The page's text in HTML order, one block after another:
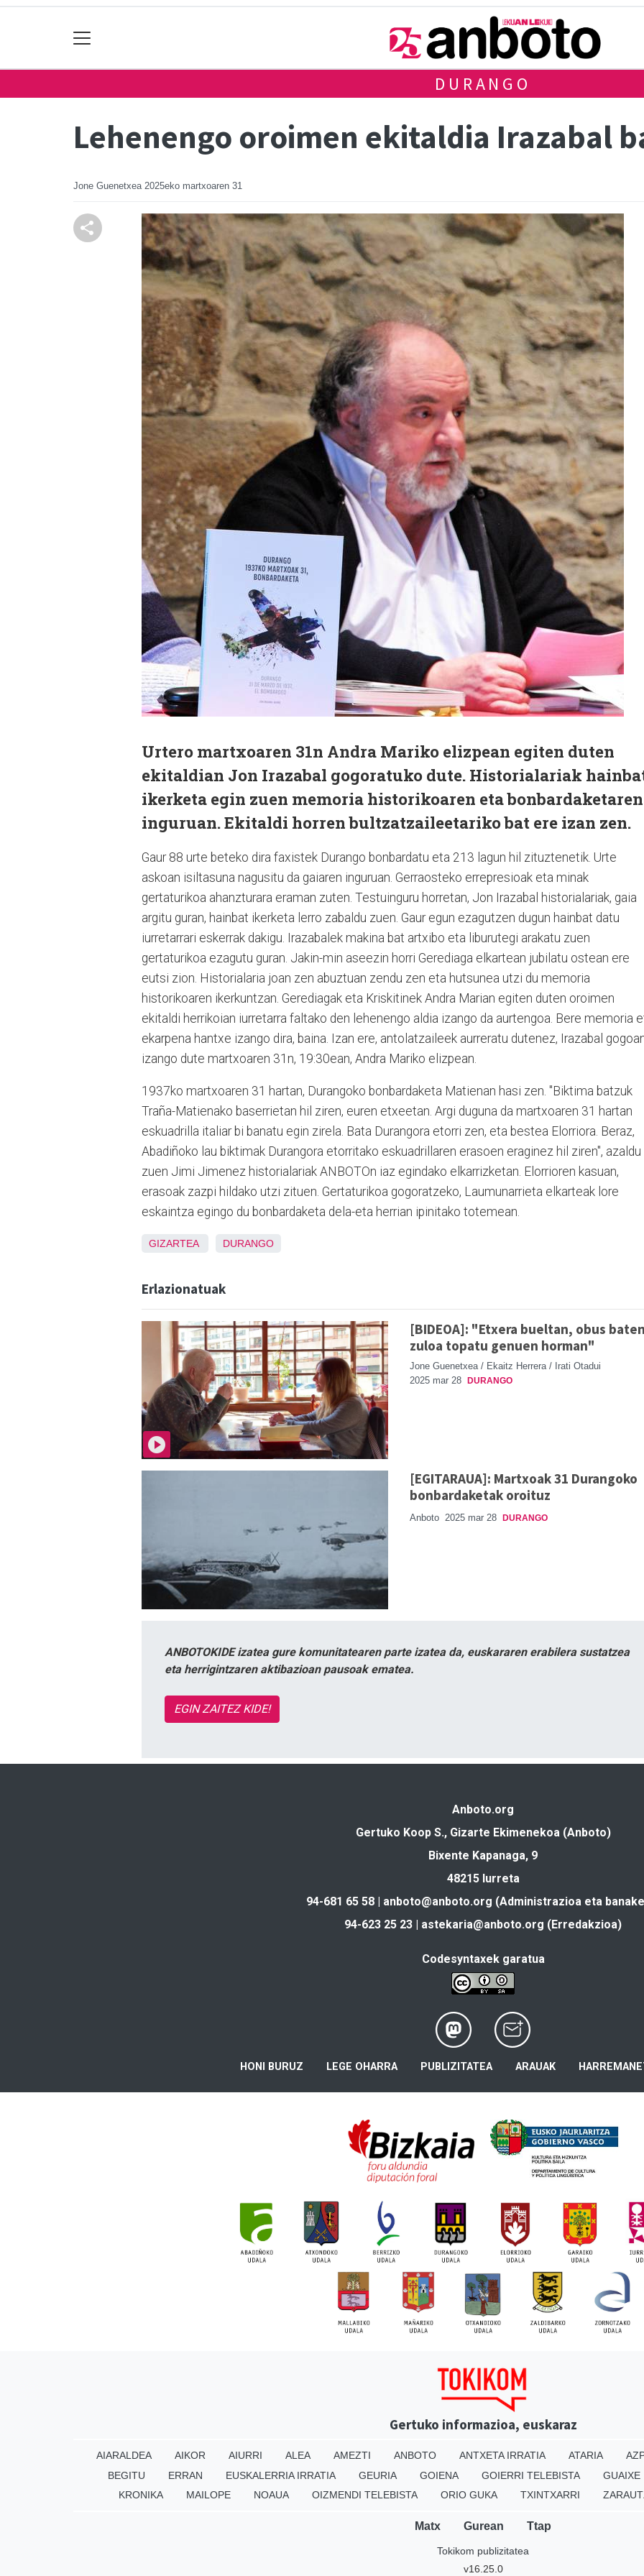
DURANGO
Lehenengo oroimen ekitaldia Irazabal
Jone Guenetxea 2025eko martxoaren 31
Urtero martxoaren 31n Andra Mariko elizpean egiten duten
ekitaldian Jon Irazabal gogoratuko dute. Historialariak
ikerketa egin zuen memoria historikoaren eta bonbardaketaren
inguruan. Ekitaldi horren bultzatzaileetariko bat ere izan zen.
Gaur 88 urte beteko dira faxistek Durango bonbardatu eta 213 lagun hil zituztenetik. Urte
askoan isiltasuna nagusitu da gaiaren inguruan. Gerraosteko errepresioak eta minak
gertaturikoa ahanzturara eraman zuten. Testuinguru horretan, Jon Irazabal historialariak, gaia
argitu guran, hainbat ikerketa lerro zabaldu zuen. Gaur egun ezagutzen dugun hainbat datu
iurretarrari eskerrak dakigu. Irazabalek makina bat artxibo eta liburutegi arakatu zuen
gertaturikoa ezagutu guran. Jakin-min aseezin horri Gerediaga elkartean jubilatu ostean ere
eutsi zion. Historialaria joan zen abuztuan zendu zen eta hutsunea utzi du memoria
historikoaren ikerkuntzan. Gerediagak eta Kriskitinek Andra Marian egiten duten oroimen
ekitaldi herrikoian iurretarra faltako den lehenengo aldia izango da aurtengoa. Bere memoria
ekarpena hantxe izango dira, baina. Izan ere, antolatzaileek aurreratu dutenez, Irazabal
izango dute martxoaren 31n, 19:30ean, Andra Mariko elizpean
1937ko martxoaren 31 hartan, Durangoko bonbardaketa Matienan hasi zen. "Biktima batzuk
Traña-Matienako baserrietan hil ziren, euren etxeetan. Argi duguna da martxoaren 31 hartan
eskuadrilla italiar bi banatu egin zirela. Bata Durangora etorri zen, eta bestea Elorriora. Beraz,
Abadiñoko lau biktimak Durangora etorritako eskuadrillaren erasoen eraginez hil ziren", azaldu
zuen Jimi Jimenez historialariak ANBOTOn iaz egindako elkarrizketan. Elorrioren kasuan,
erasoak zazpi hildako utzi zituen. Gertaturikoa gogoratzeko, Laumunarrieta elkarteak lore
eskaintza egingo du bonbardaketa dela-eta herrian ipinitako totemean.
GIZARTEA DURANGO
Erlazionatuak
[BIDEOA]: "Etxera bueltan, obus
zuloa topatu genuen horman"
Jone Guenetxea / Ekaitz Herrera / Irati Otadui
2025 mar 28
DURANGO
[EGITARAUA]: Martxoak 31 Durangoko
bonbardaketak oroituz
Anboto 2025 mar 28 DURANGO
ANBOTOKIDE izatea gure komunitatearen parte izatea da, euskararen erabilera sustatzea
eta herrigintzaren aktibazioan pausoak ematea.
EGIN ZAITEZ KIDE!
Anboto.org
Gertuko Koop S., Gizarte Ekimenekoa (Anboto)
Bixente Kapanaga, 9
48215 Iurreta
94-681 65 58 | anboto@anboto.org (Administrazioa eta
94-623 25 23 | astekaria@anboto.org (Erredakzioa)
Codesyntaxek garatua
HONI BURUZ LEGE OHARRA PUBLIZITATEA ARAUAK
Gertuko informazioa, euskaraz
AIARALDEA AIKOR AIURRI ALEA AMEZTI ANBOTO ANTXETA IRRATIA ATARIA
BEGITU
ERRAN EUSKALERRIA IRRATIA GEURIA GOIENA GOIERRI TELEBISTA
GUAIXE
KRONIKA
MAILOPE NOAUA OIZMENDI TELEBISTA ORIO GUKA TXINTXARRI
Matx Gurean Ttap
Tokikom publizitatea
v16.25.0